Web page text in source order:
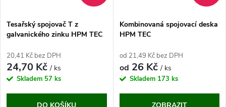
Tesařský spojovač T z
galvanického zinku HPM TEC
20,41 Kč bez DPH
24,70 Kč/ ks
Skladem 57 ks
Kombinovaná spojovací deska
HPM TEC
od 21,49 Kč bez DPH
od 26 Kč/ ks
Skladem 173 ks